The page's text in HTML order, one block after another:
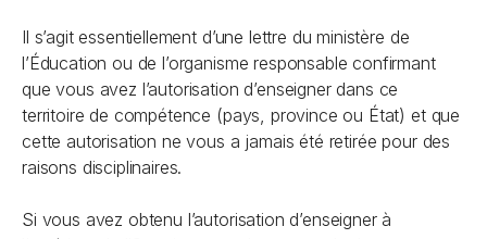
Il s’agit essentiellement d’une lettre du ministère de
l’Éducation ou de l’organisme responsable confirmant
que vous avez l’autorisation d’enseigner dans ce
territoire de compétence (pays, province ou État) et que
cette autorisation ne vous a jamais été retirée pour des
raisons disciplinaires.
Si vous avez obtenu l’autorisation d’enseigner à